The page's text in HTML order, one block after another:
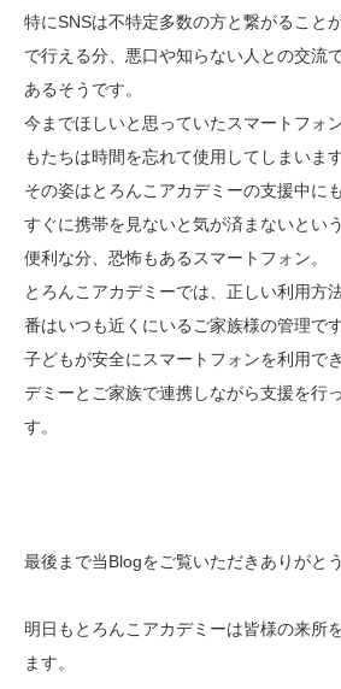
特にSNSは不特定多数の方と繋がること
で行える分、悪口や知らない人との交流
あるそうです。
今までほしいと思っていたスマートフォ
もたちは時間を忘れて使用してしまいます
その姿はとろんこアカデミーの支援中に
すぐに携帯を見ないと気が済まないとい
便利な分、恐怖もあるスマートフォン。
とろんこアカデミーでは、正しい利用方
番はいつも近くにいるご家族様の管理です
子どもが安全にスマートフォンを利用で
デミーとご家族で連携しながら支援を行
す。
最後まで当Blogをご覧いただきありがと
明日もとろんこアカデミーは皆様の来所
ます。